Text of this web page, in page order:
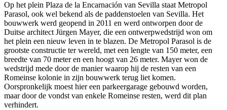
Op het plein Plaza de la Encarnación van Sevilla staat Metropol
Parasol, ook wel bekend als de paddenstoelen van Sevilla. Het
bouwwerk werd geopend in 2011 en werd ontworpen door de
Duitse architect Jürgen Mayer, die een ontwerpwedstrijd won om
het plein een nieuw leven in te blazen. De Metropol Parasol is de
grootste constructie ter wereld, met een lengte van 150 meter, een
breedte van 70 meter en een hoogt van 26 meter. Mayer won de
wedstrijd mede door de manier waarop hij de resten van een
Romeinse kolonie in zijn bouwwerk terug liet komen.
Oorspronkelijk moest hier een parkeergarage gebouwd worden,
maar door de vondst van enkele Romeinse resten, werd dit plan
verhindert.